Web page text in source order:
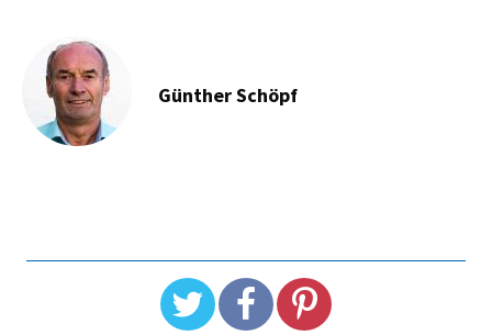
Günther Schöpf